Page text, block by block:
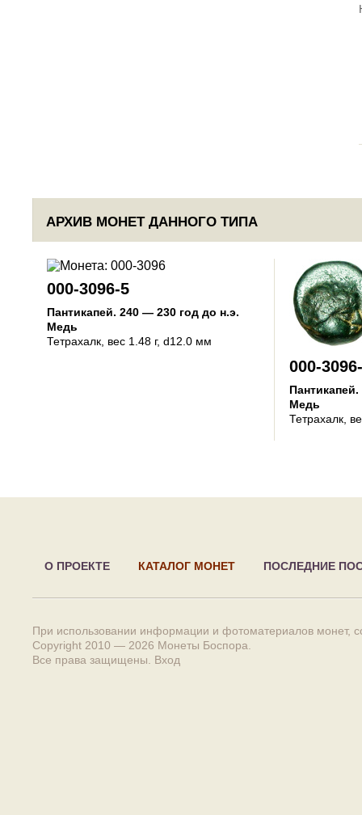
АРХИВ МОНЕТ ДАННОГО ТИПА
000-3096-5
Пантикапей. 240 — 230 год до н.э.
Медь
Тетрахалк , вес 1.48 г, d12.0 мм
000-
Пантикапей.
Медь
Тетрахалк ,
О ПРОЕКТЕ КАТАЛОГ МОНЕТ ПОСЛЕДНИЕ
При использовании информации и фотоматериалов монет,
Copyright 2010 — 2026 Монеты Боспора
Все права защищены. Вход